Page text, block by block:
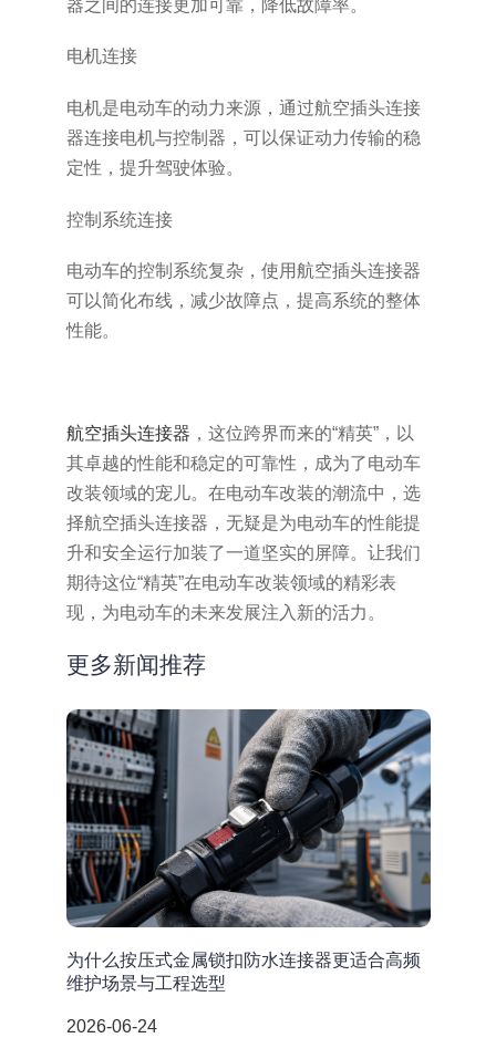
器之间的连接更加可靠，降低故障率。
电机连接
电机是电动车的动力来源，通过航空插头连接
器连接电机与控制器，可以保证动力传输的稳
定性，提升驾驶体验。
控制系统连接
电动车的控制系统复杂，使用航空插头连接器
可以简化布线，减少故障点，提高系统的整体
性能。
航空插头连接器 ，这位跨界而来的“精英”，以
其卓越的性能和稳定的可靠性，成为了电动车
改装领域的宠儿。在电动车改装的潮流中，选
择航空插头连接器，无疑是为电动车的性能提
升和安全运行加装了一道坚实的屏障。让我们
期待这位“精英”在电动车改装领域的精彩表
现，为电动车的未来发展注入新的活力。
更多新闻推荐
为什么按压式金属锁扣防水连接器更适合高频
维护场景与工程选型
2026-06-24